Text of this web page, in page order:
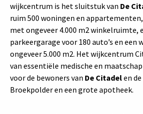
wijkcentrum is het sluitstuk van De
ruim 500 woningen en
met ongeveer 4.000 m2 winkelruimte,
parkeergarage voor 180 auto’s en een
ongeveer 5.000 m2. Het wijkcentrum
van essentiële medische en
voor de bewoners van De Citadelen
Broekpolder en een grote apotheek.